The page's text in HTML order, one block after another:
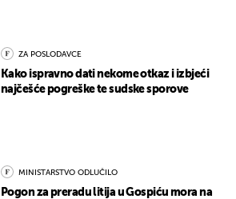
ZA POSLODAVCE
Kako ispravno dati nekome otkaz i izbjeći
najčešće pogreške te sudske sporove
MINISTARSTVO ODLUČILO
Pogon za preradu litija u Gospiću mora na